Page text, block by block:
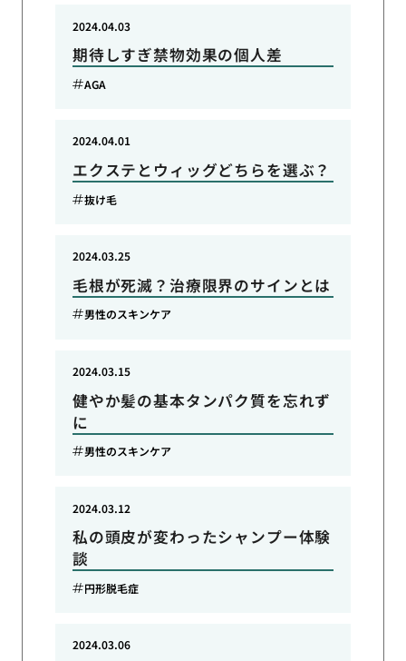
期待しすぎ禁物効果の個人差
2024.04.03
AGA
エクステとウィッグどちらを選ぶ？
2024.04.01
抜け毛
毛根が死滅？治療限界のサインとは
2024.03.25
男性のスキンケア
健やか髪の基本タンパク質を忘れず
に
2024.03.15
男性のスキンケア
私の頭皮が変わったシャンプー体験
談
2024.03.12
円形脱毛症
2024.03.06